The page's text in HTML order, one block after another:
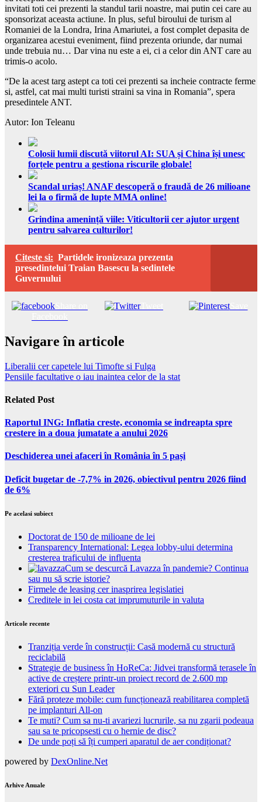
invitati toti cei prezenti la standul tarii noastre, mai putin cei care au
sponsorizat aceasta actiune. In plus, seful biroului de turism al
Romaniei de la Londra, Irina Amariutei, a fost complet depasita de
organizarea acestui eveniment, fiind prezenta oriunde, dar numai
unde trebuia nu… Dar vina nu este a ei, ci a celor din ANT care au
trimis-o acolo.
“De la acest targ astept ca toti cei prezenti sa incheie contracte ferme
si, astfel, cat mai multi turisti straini sa vina in Romania”, spera
presedintele ANT.
Autor: Ion Teleanu
Colosii lumii discută viitorul AI: SUA și China își unesc
forțele pentru a gestiona riscurile globale!
Scandal uriaș! ANAF descoperă o fraudă de 26 milioane
lei la o firmă de lupte MMA online!
Grindina amenință viile: Viticultorii cer ajutor urgent
pentru salvarea culturilor!
Citeste si: Partidele ironizeaza prezenta
presedintelui Traian Basescu la sedintele
Guvernului
Tweet Save
Navigare în articole
Liberalii cer capetele lui Timofte si Fulga
Pensiile facultative o iau inaintea celor de la stat
Related Post
Raportul ING: Inflatia creste, economia se indreapta spre
crestere in a doua jumatate a anului 2026
Deschiderea unei afaceri în România în 5 pași
Deficit bugetar de -7,7% in 2026, obiectivul pentru 2026 fiind
de 6%
Pe acelasi subiect
Doctorat de 150 de milioane de lei
Transparency International: Legea lobby-ului determina
cresterea traficului de influenta
Cum se descurcă Lavazza în pandemie? Continua
sau nu să scrie istorie?
Firmele de leasing cer inasprirea legislatiei
Creditele in lei costa cat imprumuturile in valuta
Articole recente
Tranziția verde în construcții: Casă modernă cu structură
reciclabilă
Strategie de business în HoReCa: Jidvei transformă terasele în
active de creștere printr-un proiect record de 2.600 mp
exteriori cu Sun Leader
Fără proteze mobile: cum funcționează reabilitarea completă
pe implanturi All-on
Te muti? Cum sa nu-ti avariezi lucrurile, sa nu zgarii podeaua
sau sa te pricopsesti cu o hernie de disc?
De unde poți să îți cumperi aparatul de aer condiționat?
powered by DexOnline.Net
Arhive Anuale